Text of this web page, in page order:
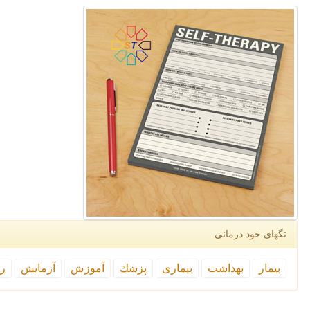
تگهای خود درمانی
بیمار بهداشت بیماری پزشك آموزش آزمایش